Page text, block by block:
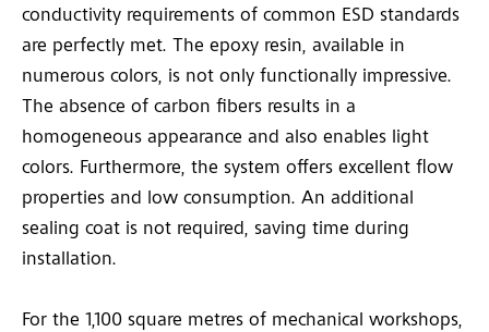
conductivity requirements of common ESD standards
are perfectly met. The epoxy resin, available in
numerous colors, is not only functionally impressive.
The absence of carbon fibers results in a
homogeneous appearance and also enables light
colors. Furthermore, the system offers excellent flow
properties and low consumption. An additional
sealing coat is not required, saving time during
installation.
For the 1,100 square metres of mechanical workshops,